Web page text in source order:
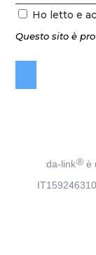
Ho letto e
Questo sito è
da-link®è